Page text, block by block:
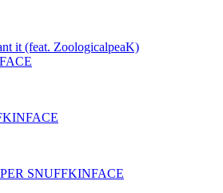
it (feat. ZoologicalpeaK)
SNUFFKINFACE